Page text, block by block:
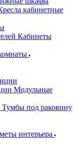
кабинетные
Кабинеты
Модульные
Тумбы под раковину
интерьера